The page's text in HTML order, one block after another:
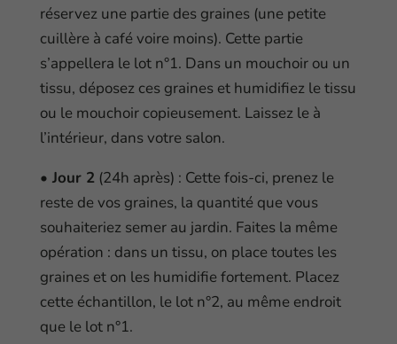
réservez une partie des graines (une petite
cuillère à café voire moins). Cette partie
s’appellera le lot n°1. Dans un mouchoir ou un
tissu, déposez ces graines et humidifiez le tissu
ou le mouchoir copieusement. Laissez le à
l’intérieur, dans votre salon.
• Jour 2 (24h après) : Cette fois-ci, prenez le
reste de vos graines, la quantité que vous
souhaiteriez semer au jardin. Faites la même
opération : dans un tissu, on place toutes les
graines et on les humidifie fortement. Placez
cette échantillon, le lot n°2, au même endroit
que le lot n°1.